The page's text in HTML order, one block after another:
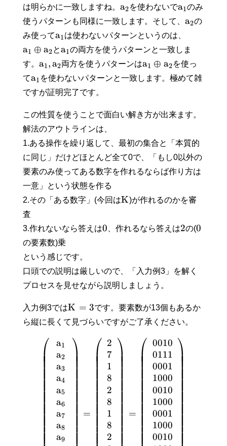
は明らかに一致しますね。 a2 を使わないでa1のみ
使うパターンも同様に一致します。そして、 a2の
み使ってa1は使わないパターンというのは、
a1 ⊕ a2とa1の両方を使うパターンと一致しま
す。 a1,a2両方を使うパターンはa1 ⊕ a2 を使っ
てa1 を使わないパターンと一致します。極めて雑
ですが証明完了です。
この性質を使うことで面白い解き方が出来ます。
解法のアウトラインは、
1.ある操作を繰り返して、最初の集合と「本質的
に同じ」だけどほとんど全て0で、「もし0以外の
要素のみ使ってある数字を作れるならば作り方は
一意」という状態を作る
2.その「ある数字」(今回はK)が作れるのかを審
査
3.作れないなら答えは0 、作れるなら答えは2の(0
の要素数)乗
という感じです。
口頭での説明は厳しいので、「入力例3」を解く
プロセスを見せながら説明しましょう。
入力例3ではK = 3です。要素数が13個もあるか
ら縦に長くて見づらいですがご了承ください。
⎜⎜⎜⎜⎜⎜⎜⎜⎜⎜⎜⎜⎜⎜⎜⎛ a1
a2
a3
a4
a5
a6
a7
a8
a9 ⎟⎟⎟⎟⎟⎟⎟⎟⎟⎟⎟⎟⎟⎟
⎟
⎞
=
⎜⎜⎜⎜⎜⎜⎜⎜⎜⎜⎜⎜⎜⎜⎜⎛ 2
7
1
8
2
8
1
8
2
⎟⎟⎟⎟⎟⎟⎟⎟⎟⎟⎟⎟⎟⎟
⎟
⎞
=
⎜⎜⎜⎜⎜⎜⎜⎜⎜⎜⎜⎜⎜⎜⎜⎛ 0010
0111
0001
1000
0010
1000
0001
1000
0010
⎟⎟⎟⎟⎟⎟⎟⎟⎟⎟⎟⎟⎟⎟
⎟
⎞